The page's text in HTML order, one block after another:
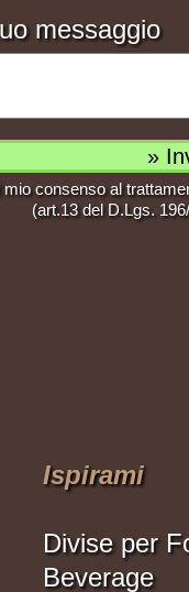
messaggio
mio consenso al
(art.13 del D.Lgs.
Ispirami
Divise per
Beverage